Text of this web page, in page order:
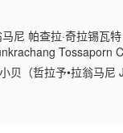
尼 帕查拉·奇拉锡瓦
Tossaporn
贝（哲拉予•拉翁马
Nualjam 饰）